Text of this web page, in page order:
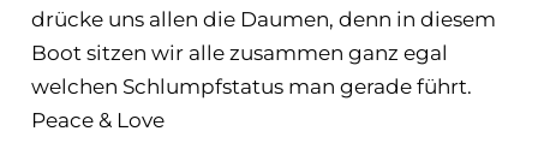
drücke uns allen die Daumen, denn in diesem
Boot sitzen wir alle zusammen ganz egal
welchen Schlumpfstatus man gerade führt.
Peace & Love